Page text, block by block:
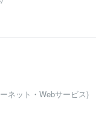
ネット・Webサービス)